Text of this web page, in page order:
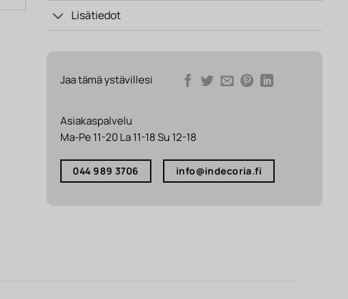
Lisätiedot
Jaa tämä ystävillesi
Asiakaspalvelu
Ma-Pe 11-20 La 11-18 Su 12-18
044 989 3706 info@indecoria.fi